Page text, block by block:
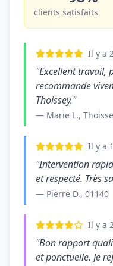
clients satisfaits
Il y a
"Excellent travail,
recommande
Thoissey."
— Marie L.,
Il y a
"Intervention
et respecté. Très
— Pierre D., 01140
Il y a
"Bon rapport
et ponctuelle. Je